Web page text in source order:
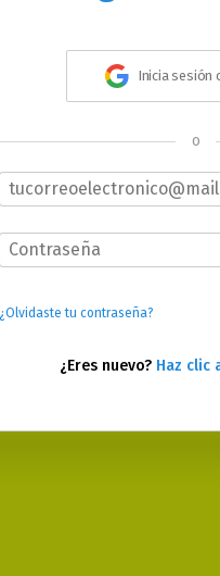
Inicia sesión
o
¿Olvidaste tu contraseña?
¿Eres nuevo? Haz clic